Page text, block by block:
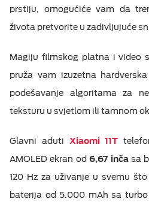
ESIM TRAVEL &
M:TEL APLIKACIJE
prstiju, omogućiće vam da
života pretvorite u zadivljujuće
Magiju filmskog platna i video
pruža vam izuzetna
podešavanje algoritama za
teksturu u svjetlom ili tamnom
Glavni aduti Xiaomi 11T
AMOLED ekran od6,67 inčasa
120 Hz za uživanje u svemu
baterija od 5.000 mAh sa turbo